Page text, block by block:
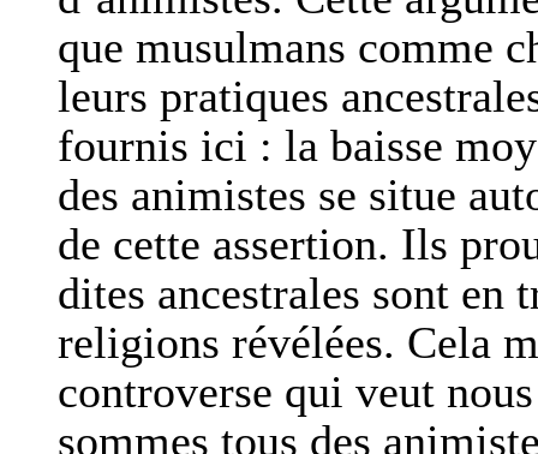
que musulmans comme
leurs pratiques
fournis ici : la baisse
des animistes se situe
de cette assertion. Ils
dites ancestrales sont en
religions révélées. Cela
controverse qui veut
sommes tous des